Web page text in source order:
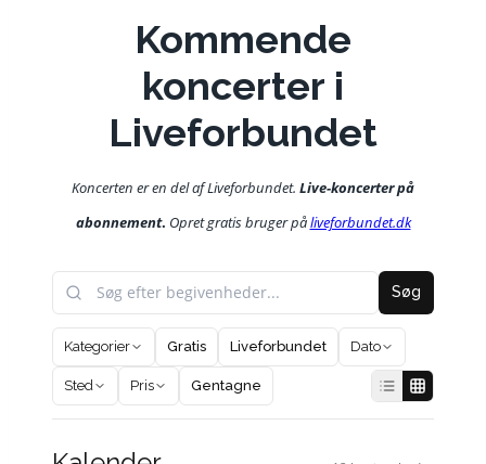
Kommende
koncerter i
Liveforbundet
Koncerten er en del af Liveforbundet. Live-koncerter på
abonnement. Opret gratis bruger påliveforbundet.dk